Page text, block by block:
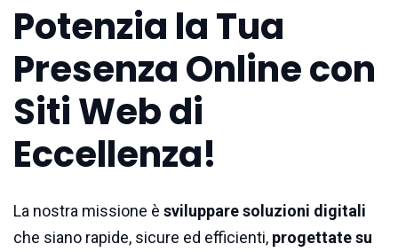
Potenzia la Tua
Presenza Online con
Siti Web di
Eccellenza!
La nostra missione è sviluppare soluzioni digitali
che siano rapide, sicure ed efficienti, progettate su